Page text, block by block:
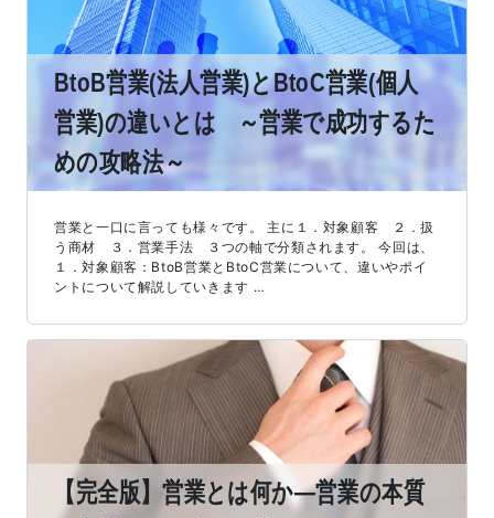
BtoB営業(法人営業)とBtoC営業(個人
営業)の違いとは ～営業で成功するた
めの攻略法～
営業と一口に言っても様々です。 主に１．対象顧客 ２．扱
う商材 ３．営業手法 ３つの軸で分類されます。 今回は、
１．対象顧客：BtoB営業とBtoC営業について、違いやポイ
ントについて解説していきます …
【完全版】営業とは何か―営業の本質